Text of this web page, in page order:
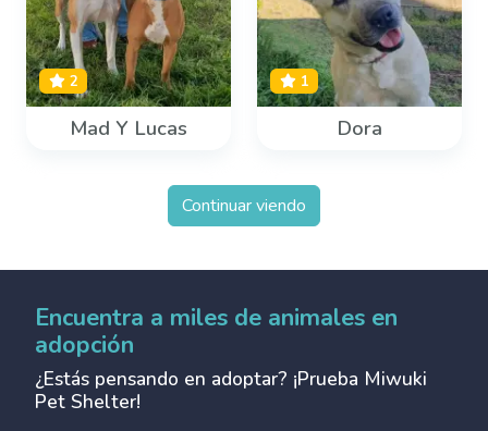
2
Mad Y Lucas
1
Dora
Continuar viendo
Encuentra a miles de animales en
adopción
¿Estás pensando en adoptar? ¡Prueba Miwuki
Pet Shelter!